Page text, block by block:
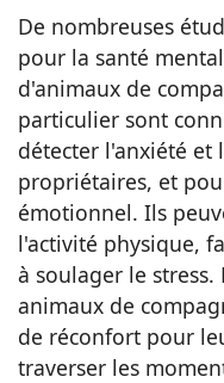
De nombreuses
pour la santé
d'animaux de
particulier sont
détecter l'anxiété et
propriétaires, et
émotionnel. Ils
l'activité physique,
à soulager le
animaux de
de réconfort pour
traverser les